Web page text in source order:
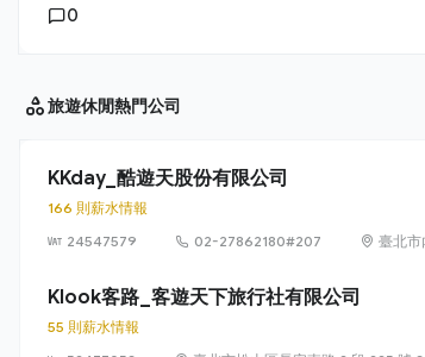
0
旅遊休閒熱門公司
KKday_酷遊天股份有限公司
166 則薪水情報
24547579
02-27862180#207 臺北市
Klook客路_客遊天下旅行社有限公司
55 則薪水情報